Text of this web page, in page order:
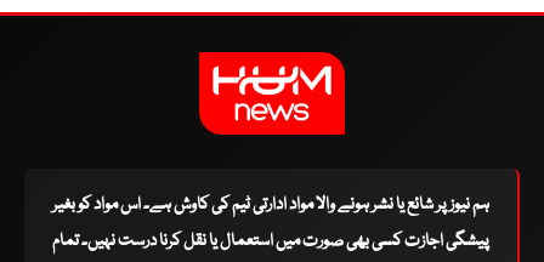
ہم نیوز پر شائع یا نشر ہونے والا مواد ادارتی ٹیم کی کاوش ہے۔ اس مواد کو بغیر
پیشگی اجازت کسی بھی صورت میں استعمال یا نقل کرنا درست نہیں۔ تمام